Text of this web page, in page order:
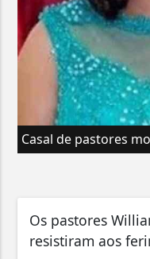
Casal de pastores
Os pastores
resistiram aos